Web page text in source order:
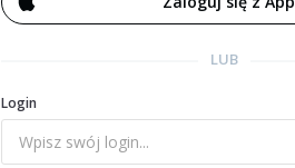
LUB
Login